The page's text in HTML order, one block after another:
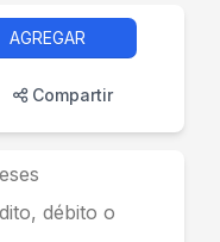
AGREGAR
Compartir
débito o